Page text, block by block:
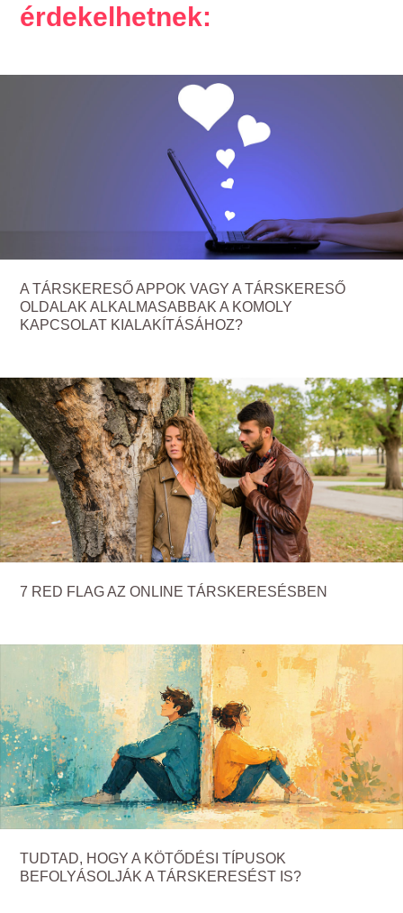
érdekelhetnek:
A TÁRSKERESŐ APPOK VAGY A TÁRSKERESŐ
OLDALAK ALKALMASABBAK A KOMOLY
KAPCSOLAT KIALAKÍTÁSÁHOZ?
7 RED FLAG AZ ONLINE TÁRSKERESÉSBEN
TUDTAD, HOGY A KÖTŐDÉSI TÍPUSOK
BEFOLYÁSOLJÁK A TÁRSKERESÉST IS?